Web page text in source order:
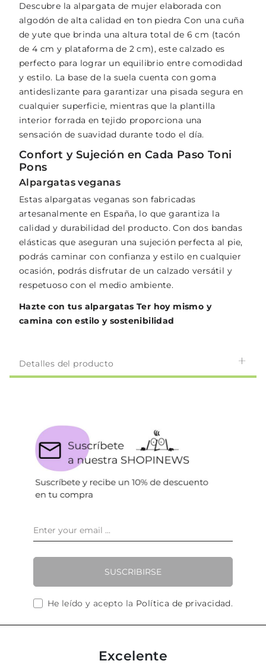
Descubre la alpargata de mujer elaborada con
algodón de alta calidad en ton piedra Con una cuña
de yute que brinda una altura total de 6 cm (tacón
de 4 cm y plataforma de 2 cm), este calzado es
perfecto para lograr un equilibrio entre comodidad
y estilo. La base de la suela cuenta con goma
antideslizante para garantizar una pisada segura en
cualquier superficie, mientras que la plantilla
interior forrada en tejido proporciona una
sensación de suavidad durante todo el día.
Confort y Sujeción en Cada Paso Toni
Pons
Alpargatas veganas
Estas alpargatas veganas son fabricadas
artesanalmente en España, lo que garantiza la
calidad y durabilidad del producto. Con dos bandas
elásticas que aseguran una sujeción perfecta al pie,
podrás caminar con confianza y estilo en cualquier
ocasión, podrás disfrutar de un calzado versátil y
respetuoso con el medio ambiente.
Hazte con tus alpargatas Ter hoy mismo y
camina con estilo y sostenibilidad
Detalles del producto
SUSCRIBIRSE
He leído y acepto la Política de privacidad.
Excelente